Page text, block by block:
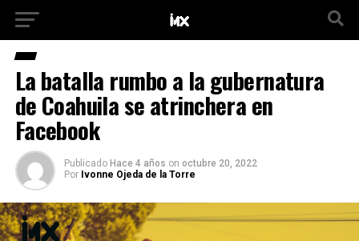
La batalla rumbo a la gubernatura
de Coahuila se atrinchera en
Facebook
Publicado Hace 4 años on octubre 20, 2022
Por Ivonne Ojeda de la Torre